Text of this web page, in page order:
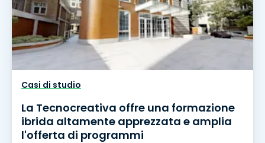
Casi di studio
La Tecnocreativa offre una formazione
ibrida altamente apprezzata e amplia
l'offerta di programmi